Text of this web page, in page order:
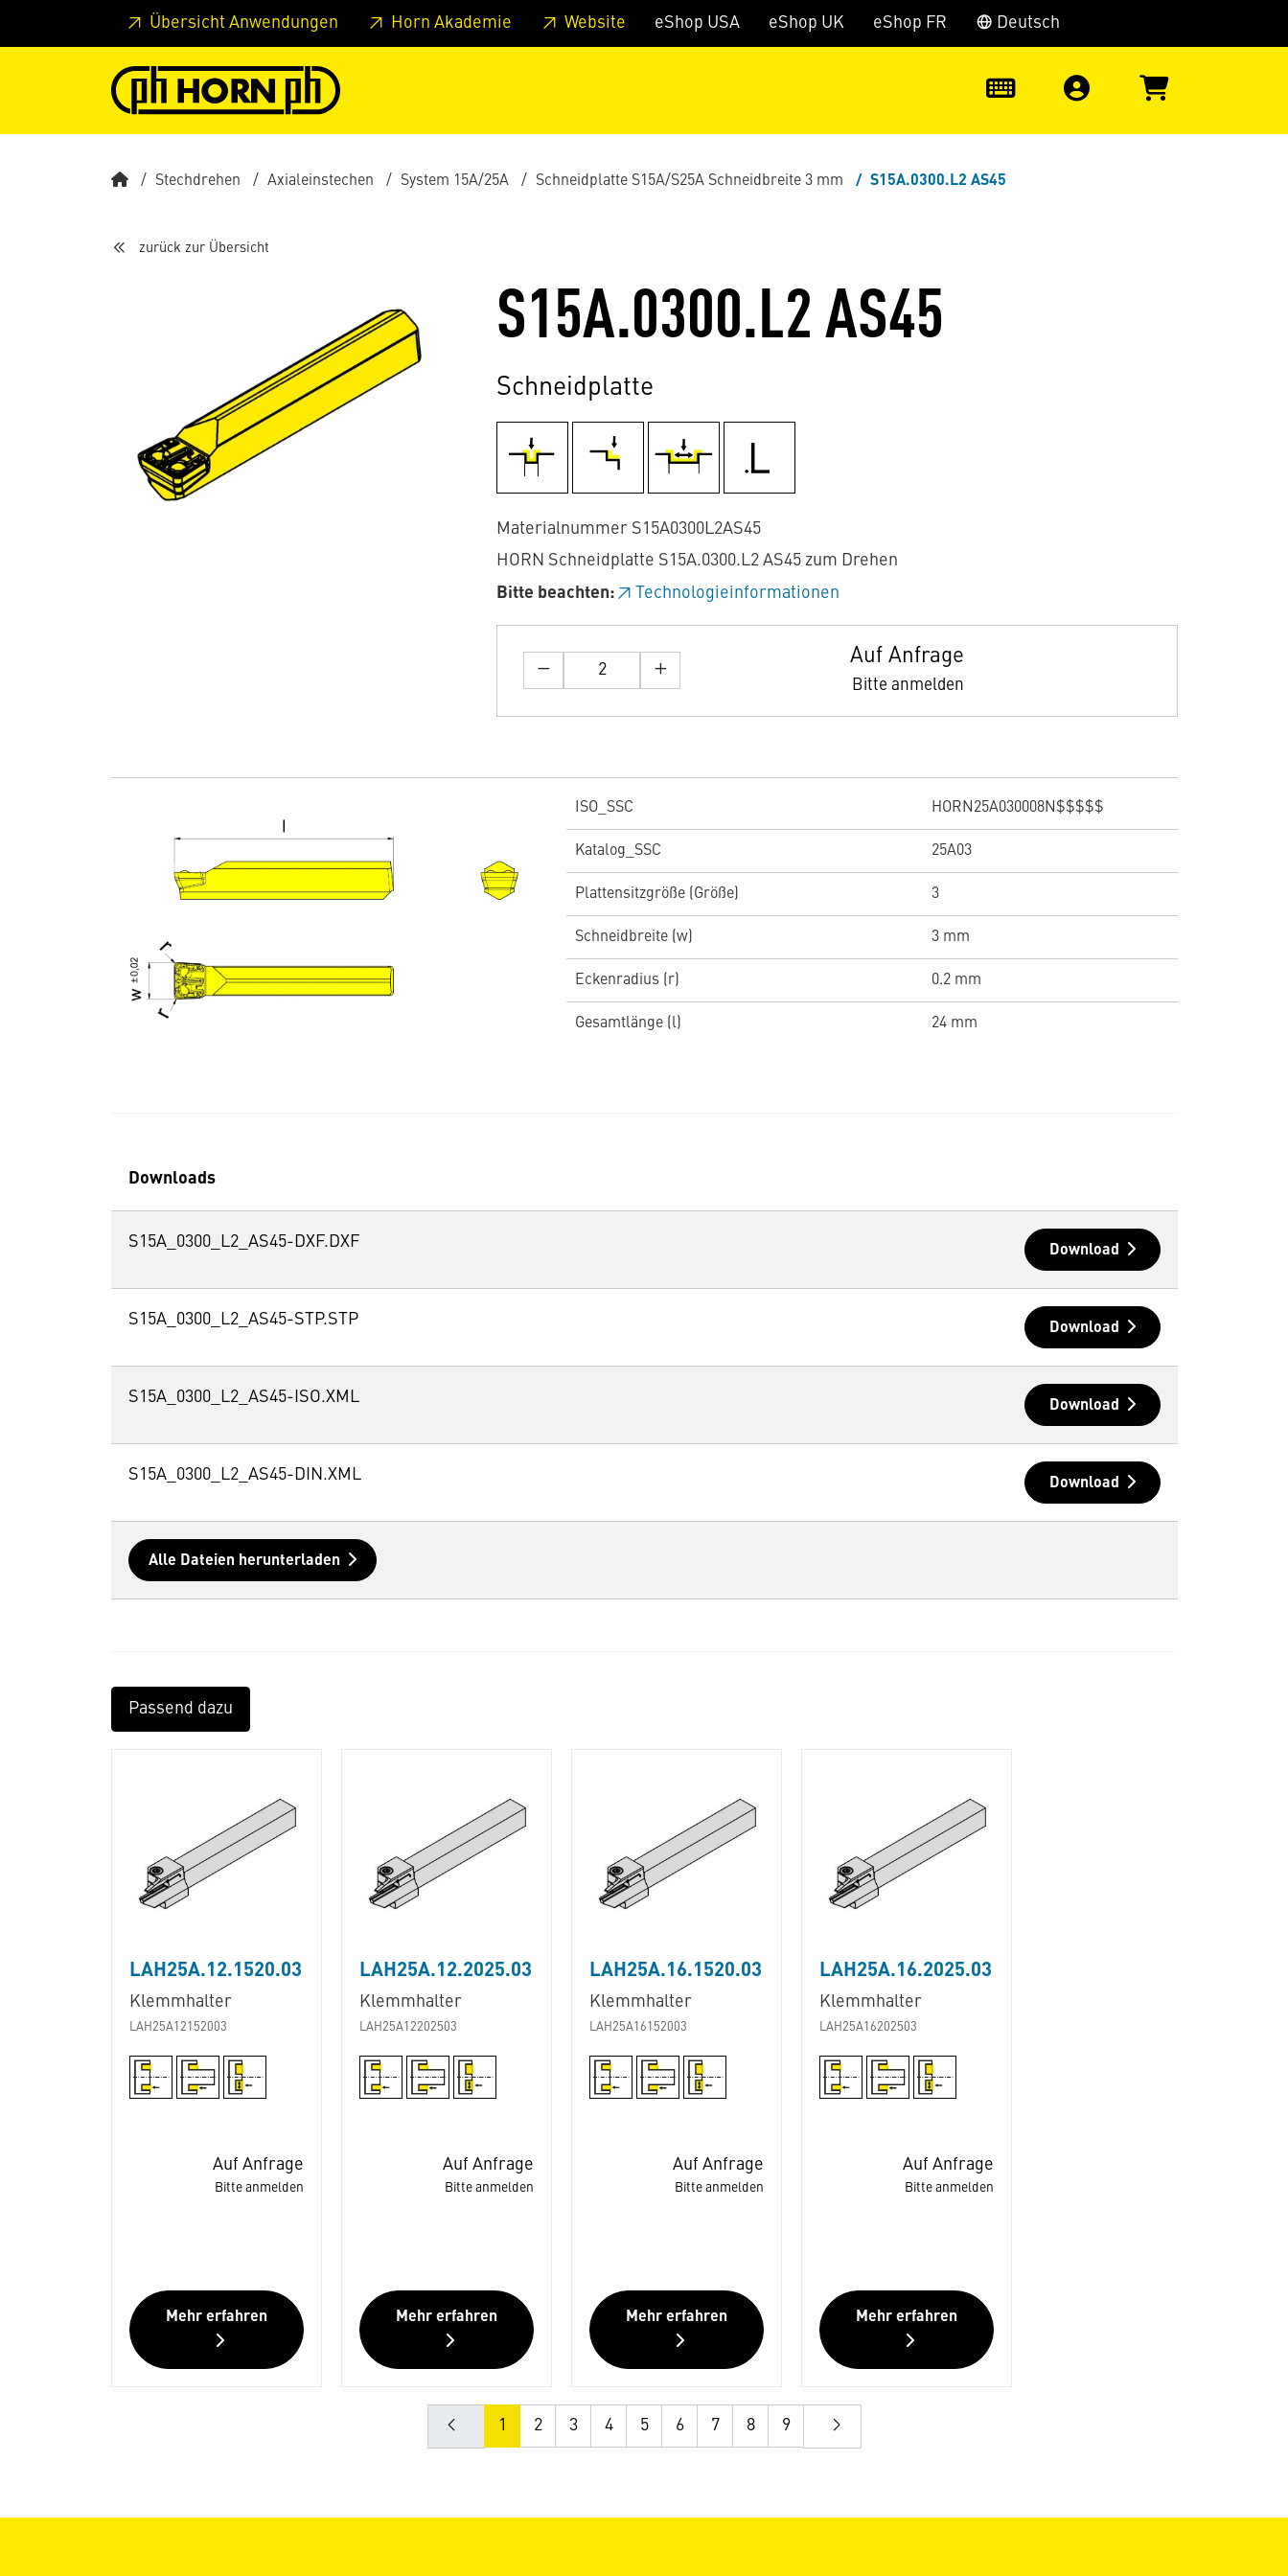
Springe zu Hauptinhalt Springe zum Header Springe zum Footer Springe zum Hauptmenu Springe zur Suche
Übersicht Anwendungen Horn Akademie Website eShop USA eShop UK eShop FR Deutsch
Stechdrehen Axialeinstechen System 15A/25A Schneidplatte S15A/S25A Schneidbreite 3 mm S15A.0300.L2 AS45
zurück zur Übersicht
S15A.0300.L2 AS45
Schneidplatte
Materialnummer S15A0300L2AS45
HORN Schneidplatte S15A.0300.L2 AS45 zum Drehen
Bitte beachten:
Technologieinformationen
Auf Anfrage
Bitte anmelden
ISO_SSC HORN25A030008N$$$$$
Katalog_SSC 25A03
Plattensitzgröße (Größe) 3
Schneidbreite (w) 3 mm
Eckenradius (r) 0.2 mm
Gesamtlänge (l) 24 mm
Downloads
S15A_0300_L2_AS45-DXF.DXF Download
S15A_0300_L2_AS45-STP.STP Download
S15A_0300_L2_AS45-ISO.XML Download
S15A_0300_L2_AS45-DIN.XML Download
Alle Dateien herunterladen
Passend dazu
LAH25A.12.1520.03
Klemmhalter
LAH25A12152003
Auf Anfrage
Bitte anmelden
Mehr erfahren
LAH25A.12.2025.03
Klemmhalter
LAH25A12202503
Auf Anfrage
Bitte anmelden
Mehr erfahren
LAH25A.16.1520.03
Klemmhalter
LAH25A16152003
Auf Anfrage
Bitte anmelden
Mehr erfahren
LAH25A.16.2025.03
Klemmhalter
LAH25A16202503
Auf Anfrage
Bitte anmelden
Mehr erfahren
1 2 3 4 5 6 7 8 9